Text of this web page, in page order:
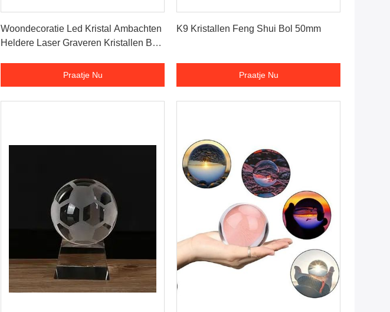
Woondecoratie Led Kristal Ambachten
Heldere Laser Graveren Kristallen Bol
Praatje Nu
K9 Kristallen Feng Shui Bol 50mm
Praatje Nu